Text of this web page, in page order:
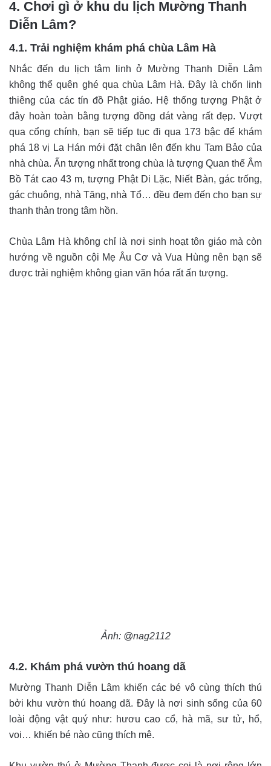
4. Chơi gì ở khu du lịch Mường Thanh
Diễn Lâm?
4.1. Trải nghiệm khám phá chùa Lâm Hà
Nhắc đến du lịch tâm linh ở Mường Thanh Diễn Lâm
không thể quên ghé qua chùa Lâm Hà. Đây là chốn linh
thiêng của các tín đồ Phật giáo. Hệ thống tượng Phật ở
đây hoàn toàn bằng tượng đồng dát vàng rất đẹp. Vượt
qua cổng chính, bạn sẽ tiếp tục đi qua 173 bậc để khám
phá 18 vị La Hán mới đặt chân lên đến khu Tam Bảo của
nhà chùa. Ấn tượng nhất trong chùa là tượng Quan thế Âm
Bồ Tát cao 43 m, tượng Phật Di Lặc, Niết Bàn, gác trống,
gác chuông, nhà Tăng, nhà Tổ… đều đem đến cho bạn sự
thanh thản trong tâm hồn.
Chùa Lâm Hà không chỉ là nơi sinh hoạt tôn giáo mà còn
hướng về nguồn cội Mẹ Âu Cơ và Vua Hùng nên bạn sẽ
được trải nghiệm không gian văn hóa rất ấn tượng.
Ảnh: @nag2112
4.2. Khám phá vườn thú hoang dã
Mường Thanh Diễn Lâm khiến các bé vô cùng thích thú
bởi khu vườn thú hoang dã. Đây là nơi sinh sống của 60
loài động vật quý như: hươu cao cổ, hà mã, sư tử, hổ,
voi… khiến bé nào cũng thích mê.